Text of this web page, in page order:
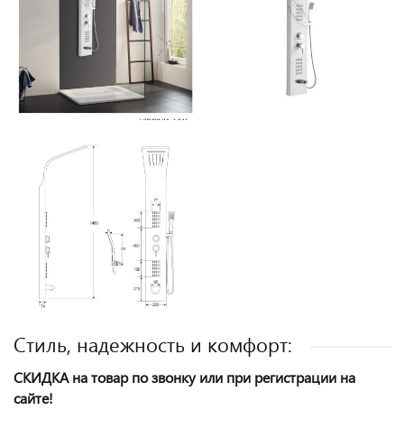
Стиль, надежность и комфорт:
СКИДКА на товар по звонку или при регистрации на
сайте!